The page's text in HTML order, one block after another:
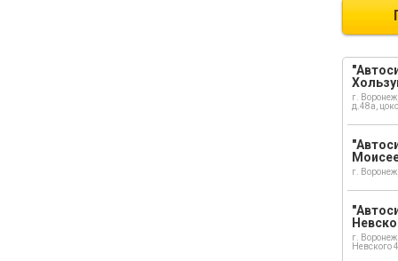
г.
д.48а,
г.
г.
Невского